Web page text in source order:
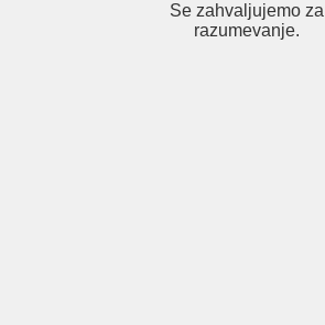
Se zahvaljujemo za
razumevanje.